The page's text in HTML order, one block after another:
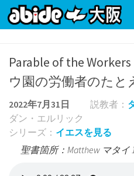
コンテンツの下
Parable of the
ウ園の労働者のたと
2022年7月31日 説教者：
ダン・エルリック
シリーズ： イエスを見る
聖書箇所：Matthew マタイ